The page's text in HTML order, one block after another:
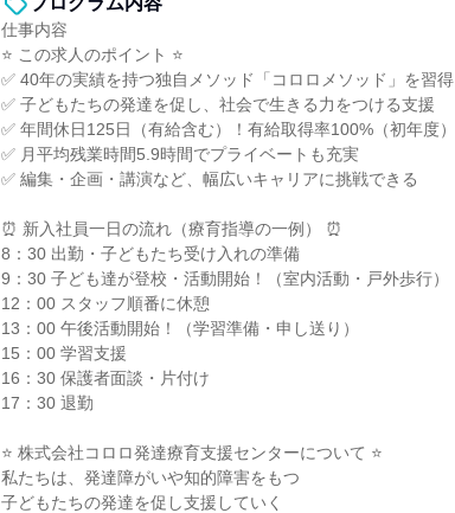
仕事内容
⭐ この求人のポイント ⭐
✅ 40年の実績を持つ独自メソッド「コロロメソッド」を習得
✅ 子どもたちの発達を促し、社会で生きる力をつける支援
✅ 年間休日125日（有給含む）！有給取得率100%（初年度）
✅ 月平均残業時間5.9時間でプライベートも充実
✅ 編集・企画・講演など、幅広いキャリアに挑戦できる
⏰ 新入社員一日の流れ（療育指導の一例） ⏰
8：30 出勤・子どもたち受け入れの準備
9：30 子ども達が登校・活動開始！（室内活動・戸外歩行）
12：00 スタッフ順番に休憩
13：00 午後活動開始！（学習準備・申し送り）
15：00 学習支援
16：30 保護者面談・片付け
17：30 退勤
⭐ 株式会社コロロ発達療育支援センターについて ⭐
私たちは、発達障がいや知的障害をもつ
子どもたちの発達を促し支援していく